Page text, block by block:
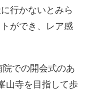
行かないとみら
ができ、レア感
での開会式のあ
山寺を目指して歩